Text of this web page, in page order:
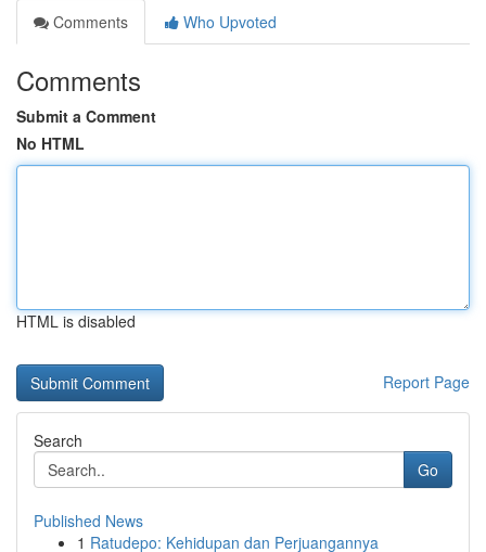
Comments
Who Upvoted
Comments
Submit a Comment
No HTML
HTML is disabled
Report Page
Search
Go
Published News
1 Ratudepo: Kehidupan dan Perjuangannya